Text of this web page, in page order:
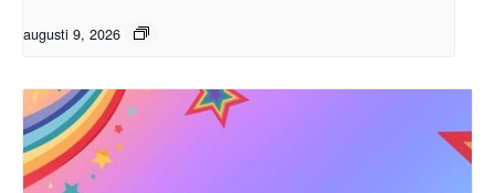
augusti 9, 2026